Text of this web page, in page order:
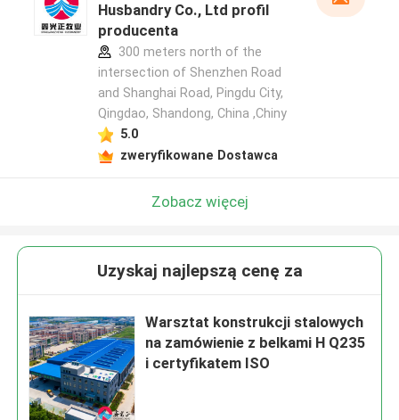
Husbandry Co., Ltd profil
producenta
300 meters north of the
intersection of Shenzhen Road
and Shanghai Road, Pingdu City,
Qingdao, Shandong, China ,Chiny
5.0
zweryfikowane Dostawca
Zobacz więcej
Uzyskaj najlepszą cenę za
Warsztat konstrukcji stalowych
na zamówienie z belkami H Q235
i certyfikatem ISO